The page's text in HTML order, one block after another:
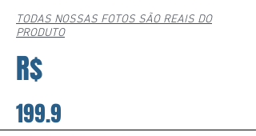
TODAS NOSSAS FOTOS SÃO REAIS DO
PRODUTO
R$
199.9